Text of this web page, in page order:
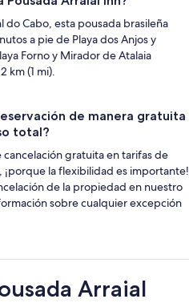
do Cabo, esta pousada brasileña
a pie de Playa dos Anjos y
Forno y Mirador de Atalaia
km (1 mi).
de manera gratuita
total?
gratuita en tarifas de
¡porque la flexibilidad es importante!
de la propiedad en nuestro
sobre cualquier excepción
Arraial